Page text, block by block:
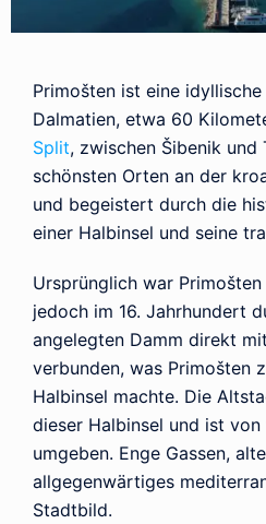
Primošten ist eine
Dalmatien, etwa 60
Split, zwischen Šibenik
schönsten Orten an der
und begeistert durch die
einer Halbinsel und seine
Ursprünglich war
jedoch im 16. Jahrhundert
angelegten Damm direkt
verbunden, was Primošten
Halbinsel machte. Die
dieser Halbinsel und ist
umgeben. Enge Gassen,
allgegenwärtiges
Stadtbild.